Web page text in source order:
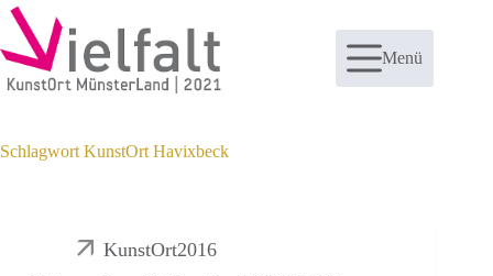
Zum
Inhalt
springen
Menü
Schlagwort KunstOrt Havixbeck
KunstOrt2016